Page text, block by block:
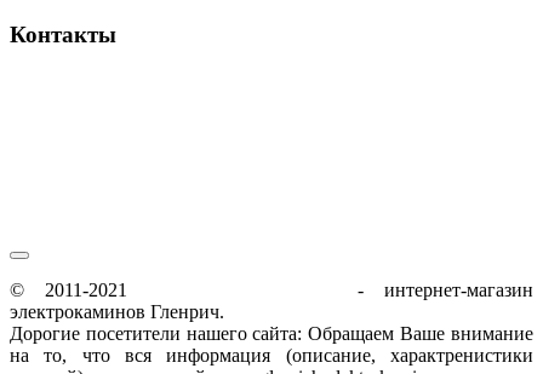
Контакты
© 2011-2021
- интернет-магазин
электрокаминов Гленрич.
Дорогие посетители нашего сайта: Обращаем Ваше внимание
на то, что вся информация (описание, характренистики